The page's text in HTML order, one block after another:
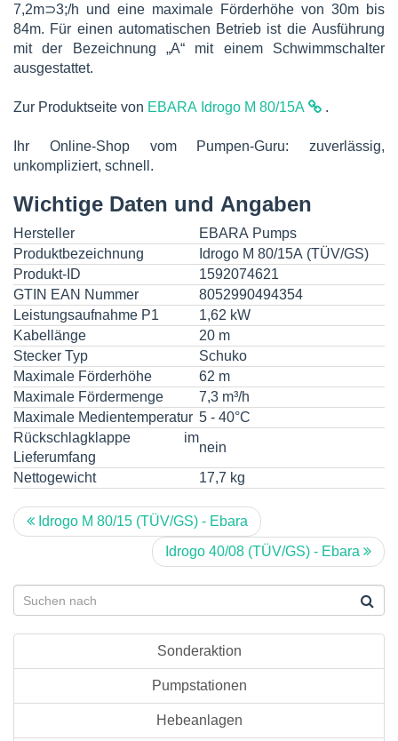
7,2m⊃3;/h und eine maximale Förderhöhe von 30m bis
84m. Für einen automatischen Betrieb ist die Ausführung
mit der Bezeichnung „A“ mit einem Schwimmschalter
ausgestattet.
Zur Produktseite von EBARA Idrogo M 80/15A .
Ihr Online-Shop vom Pumpen-Guru: zuverlässig,
unkompliziert, schnell.
Wichtige Daten und Angaben
Hersteller
EBARA Pumps
Produktbezeichnung
Idrogo M 80/15A (TÜV/GS)
Produkt-ID
1592074621
GTIN EAN Nummer
8052990494354
Leistungsaufnahme P1
1,62 kW
Kabellänge
20 m
Stecker Typ
Schuko
Maximale Förderhöhe
62 m
Maximale Fördermenge
7,3 m³/h
Maximale Medientemperatur 5 - 40°C
Rückschlagklappe im
Lieferumfang
nein
Nettogewicht
17,7 kg
Idrogo M 80/15 (TÜV/GS) - Ebara
Idrogo 40/08 (TÜV/GS) - Ebara
Sonderaktion
Pumpstationen
Hebeanlagen